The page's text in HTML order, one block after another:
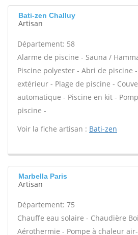
Bati-zen Challuy
Artisan
Département: 58
Alarme de piscine - Sauna /
Piscine polyester - Abri de piscine
extérieur - Plage de piscine -
automatique - Piscine en kit -
piscine -
Voir la fiche artisan : Bati-zen
Marbella Paris
Artisan
Département: 75
Chauffe eau solaire - Chaudière
Aérothermie - Pompe à chaleur